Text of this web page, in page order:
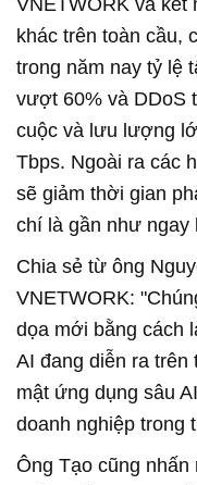
VNETWORK và kết
khác trên toàn cầu,
trong năm nay tỷ lệ
vượt 60% và DDoS
cuộc và lưu lượng
Tbps. Ngoài ra các
sẽ giảm thời gian
chí là gần như ngay
Chia sẻ từ ông
VNETWORK:
dọa mới bằng cách
AI đang diễn ra trên
mật ứng dụng sâu
doanh nghiệp trong
Ông Tạo cũng